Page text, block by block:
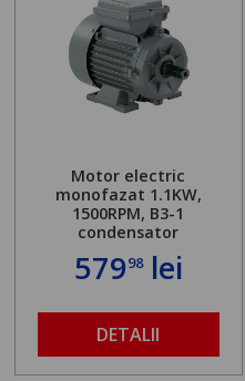
Motor electric
monofazat 1.1KW,
1500RPM, B3-1
condensator
57998lei
DETALII